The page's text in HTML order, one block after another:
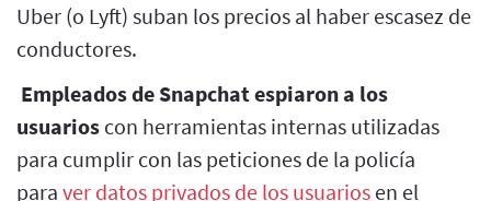
Uber (o Lyft) suban los precios al haber escasez de
conductores.
Empleados de Snapchat espiaron a los
usuarios con herramientas internas utilizadas
para cumplir con las peticiones de la policía
para ver datos privados de los usuarios en el